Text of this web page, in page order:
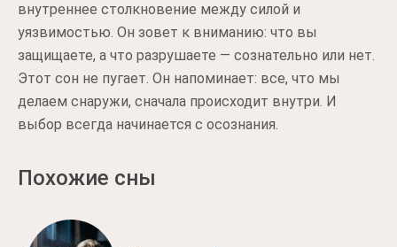
внутреннее столкновение между силой и
уязвимостью. Он зовет к вниманию: что вы
защищаете, а что разрушаете — сознательно или нет.
Этот сон не пугает. Он напоминает: все, что мы
делаем снаружи, сначала происходит внутри. И
выбор всегда начинается с осознания.
Похожие сны